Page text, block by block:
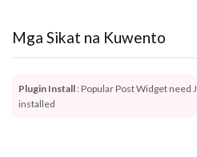
Mga Sikat na Kuwento
Plugin Install : Popular Post Widget need
installed